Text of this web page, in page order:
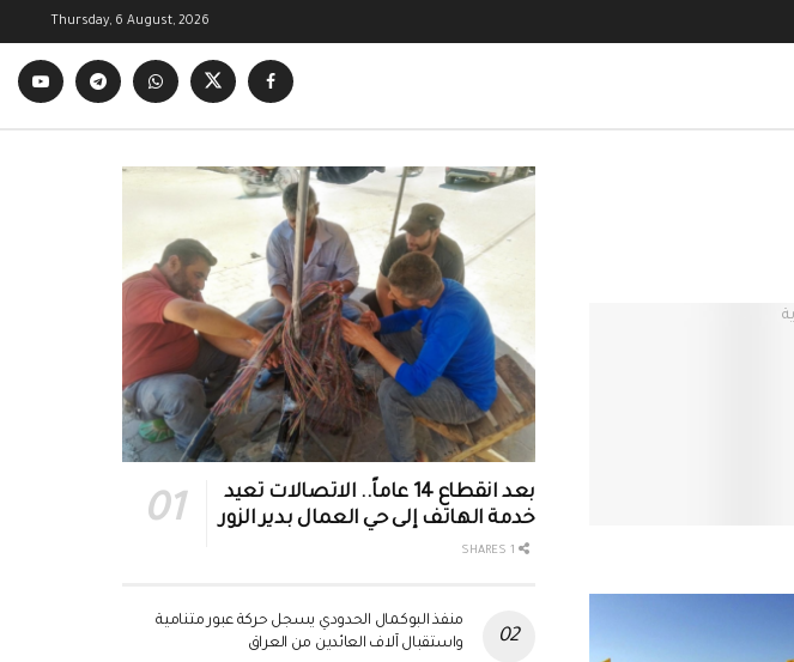
Thursday, 6 August, 2026
بعد انقطاع 14 عاماً.. الاتصالات تعيد
خدمة الهاتف إلى حي العمال بدير الزور
منفذ البوكمال الحدودي يسجل حركة عبور متنامية
واستقبال آلاف العائدين من العراق